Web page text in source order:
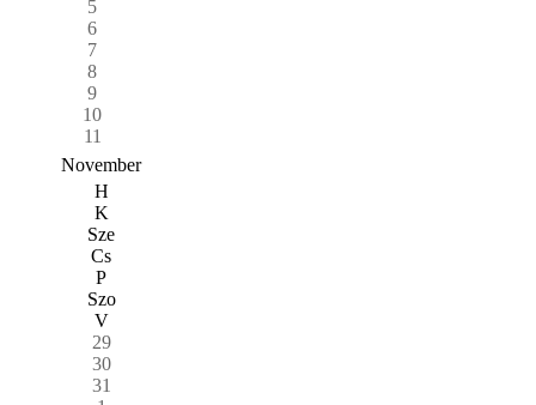
5
6
7
8
9
10
11
November
H
K
Sze
Cs
P
Szo
V
29
30
31